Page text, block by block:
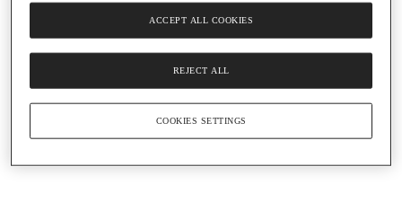
REJECT ALL
ACCEPT ALL COOKIES
COOKIES SETTINGS